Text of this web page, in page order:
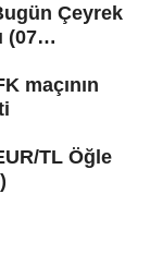
Çeyrek
(07
maçının
TL Öğle